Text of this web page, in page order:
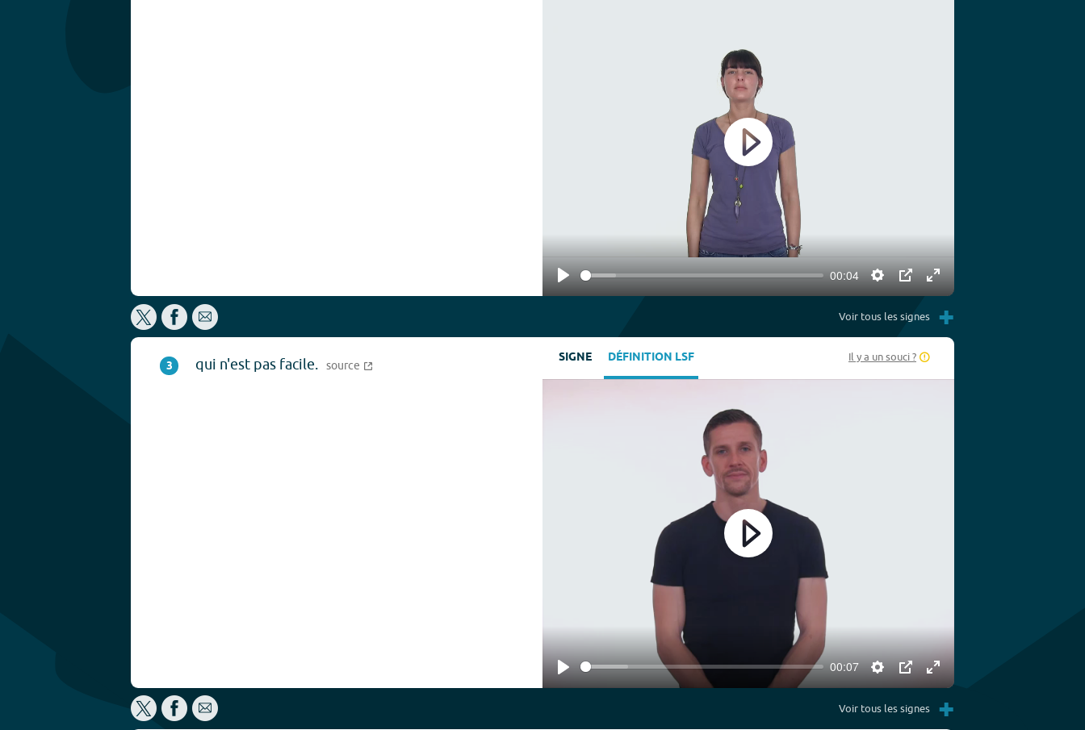
Play
00:04
Settings
PIP Enter
fullscreen
Play
Voir tous les signes +
3 qui n'est pas facile. source SIGNE DÉFINITION LSF Il y a un souci ?
Play
00:07
Settings
PIP Enter
fullscreen
Play
Voir tous les signes +